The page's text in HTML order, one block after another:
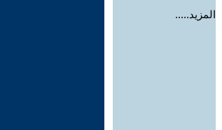
المزيد.....